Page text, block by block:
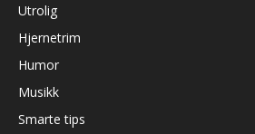
Utrolig
Hjernetrim
Humor
Musikk
Smarte tips